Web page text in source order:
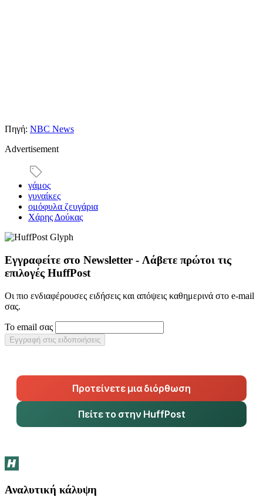
Πηγή: NBC News
Advertisement
γάμος
γυναίκες
ομόφυλα ζευγάρια
Χάρης Δούκας
Εγγραφείτε στο Newsletter - Λάβετε πρώτοι τις
επιλογές HuffPost
Οι πιο ενδιαφέρουσες ειδήσεις και απόψεις καθημερινά στο e-mail
σας.
Το email σας
Εγγραφή στις ειδοποιήσεις
Προτείνετε μια διόρθωση
Πείτε το στην HuffPost
Αναλυτική κάλυψη